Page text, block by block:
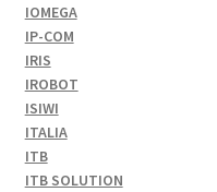
IOMEGA
IP-COM
IRIS
IROBOT
ISIWI
ITALIA
ITB
ITB SOLUTION